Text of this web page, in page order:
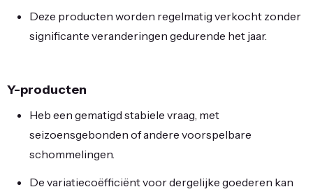
Deze producten worden regelmatig verkocht zonder
significante veranderingen gedurende het jaar.
Y-producten
Heb een gematigd stabiele vraag, met
seizoensgebonden of andere voorspelbare
schommelingen.
De variatiecoëfficiënt voor dergelijke goederen kan